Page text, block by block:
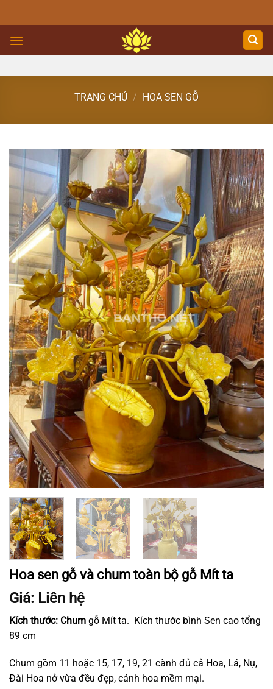
to
content
TRANG CHỦ / HOA SEN GỖ
Hoa sen gỗ và chum toàn bộ gỗ Mít ta
Giá: Liên hệ
Kích thước: Chum gỗ Mít ta. Kích thước bình Sen cao tổng
89 cm
Chum gồm 11 hoặc 15, 17, 19, 21 cành đủ cả Hoa, Lá, Nụ,
Đài Hoa nở vừa đều đẹp, cánh hoa mềm mại.